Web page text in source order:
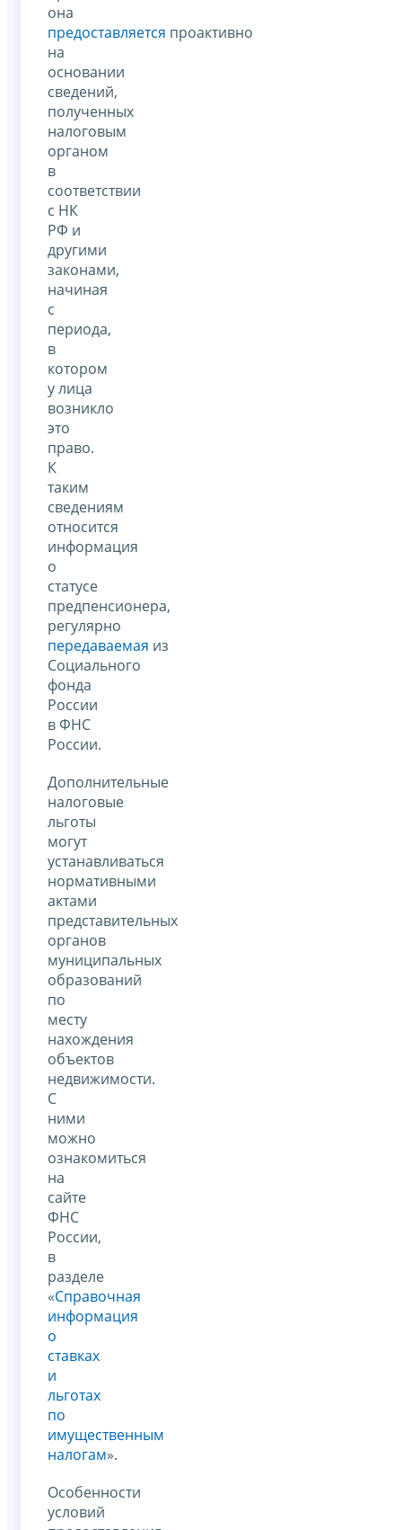
она
предоставляется проактивно
на
основании
сведений,
полученных
налоговым
органом
в
соответствии
с НК
РФ и
другими
законами,
начиная
с
периода,
в
котором
у лица
возникло
это
право.
К
таким
сведениям
относится
информация
о
статусе
предпенсионера,
регулярно
передаваемая из
Социального
фонда
России
в ФНС
России.
Дополнительные
налоговые
льготы
могут
устанавливаться
нормативными
актами
представительных
органов
муниципальных
образований
по
месту
нахождения
объектов
недвижимости.
С
ними
можно
ознакомиться
на
сайте
ФНС
России,
в
разделе
«Справочная
информация
о
ставках
и
льготах
по
имущественным
налогам».
Особенности
условий